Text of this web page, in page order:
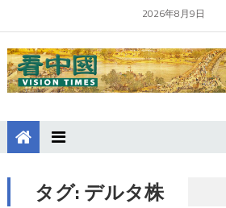
2026年8月9日
タグ:デルタ株